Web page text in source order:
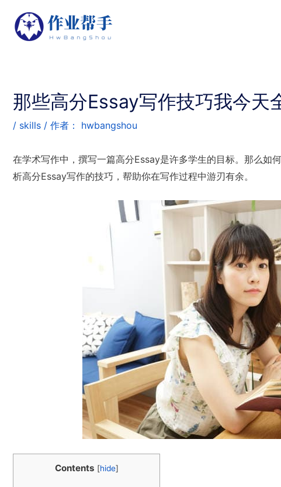
那些高分Essay写作技巧我今天
/ skills / 作者： hwbangshou
在学术写作中，撰写一篇高分Essay是许多学生的目标。那么如
析高分Essay写作的技巧，帮助你在写作过程中游刃有余。
Contents [hide]